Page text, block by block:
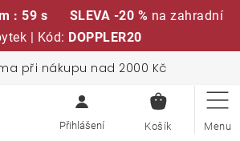
: 58 s SLEVA -20 % na zahradní
| Kód: DOPPLER20
při nákupu nad 2000 Kč
KOŠÍK